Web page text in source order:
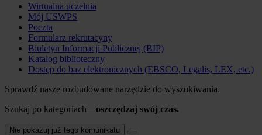
Wirtualna uczelnia
Mój USWPS
Poczta
Formularz rekrutacyny
Biuletyn Informacji Publicznej (BIP)
Katalog biblioteczny
Dostęp do baz elektronicznych (EBSCO, Legalis, LEX, etc.)
Sprawdź nasze rozbudowane narzędzie do wyszukiwania.
Szukaj po kategoriach – oszczędzaj swój czas.
Nie pokazuj już tego komunikatu